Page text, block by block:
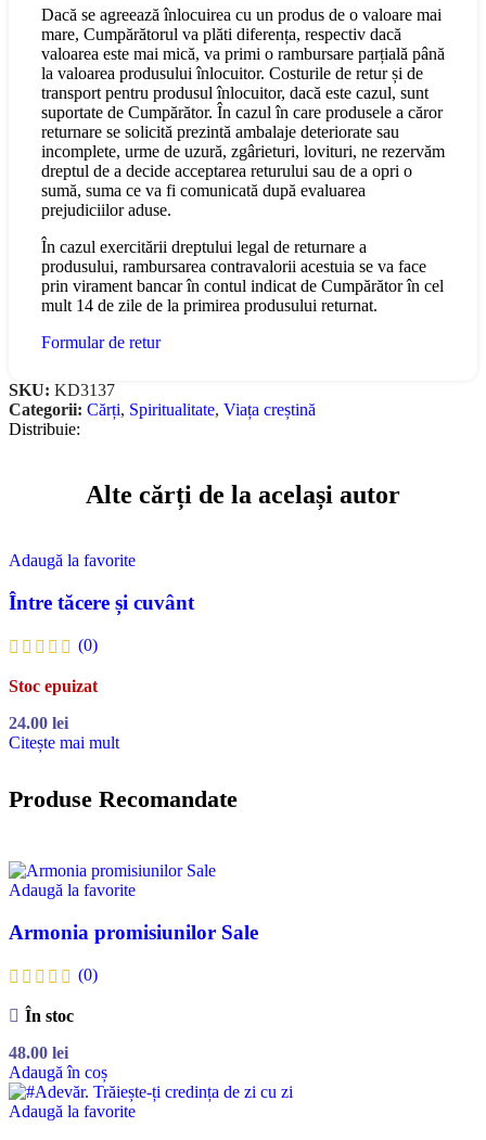
Dacă se agreează înlocuirea cu un produs de o valoare mai
mare, Cumpărătorul va plăti diferența, respectiv dacă
valoarea este mai mică, va primi o rambursare parțială până
la valoarea produsului înlocuitor. Costurile de retur și de
transport pentru produsul înlocuitor, dacă este cazul, sunt
suportate de Cumpărător. În cazul în care produsele a căror
returnare se solicită prezintă ambalaje deteriorate sau
incomplete, urme de uzură, zgârieturi, lovituri, ne rezervăm
dreptul de a decide acceptarea returului sau de a opri o
sumă, suma ce va fi comunicată după evaluarea
prejudiciilor aduse.
În cazul exercitării dreptului legal de returnare a
produsului, rambursarea contravalorii acestuia se va face
prin virament bancar în contul indicat de Cumpărător în cel
mult 14 de zile de la primirea produsului returnat.
Formular de retur
SKU: KD3137
Categorii: Cărți, Spiritualitate, Viața creștină
Distribuie:
Alte cărți de la același autor
Adaugă la favorite
Între tăcere și cuvânt
(0)
Stoc epuizat
24.00 lei
Citește mai mult
Produse Recomandate
Adaugă la favorite
Armonia promisiunilor Sale
(0)
În stoc
48.00 lei
Adaugă în coș
Adaugă la favorite